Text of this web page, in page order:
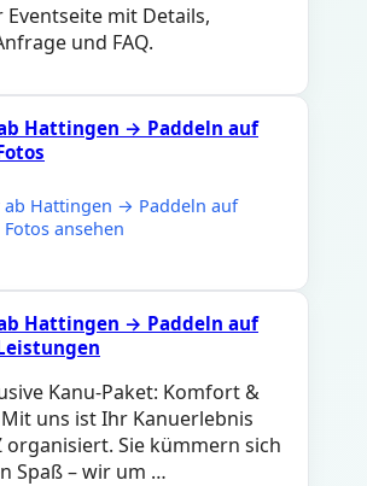
Eventseite mit Details,
und FAQ.
Hattingen → Paddeln auf
ab Hattingen → Paddeln auf
ansehen
Hattingen → Paddeln auf
Kanu-Paket: Komfort &
uns ist Ihr Kanuerlebnis
organisiert. Sie kümmern sich
Spaß – wir um …